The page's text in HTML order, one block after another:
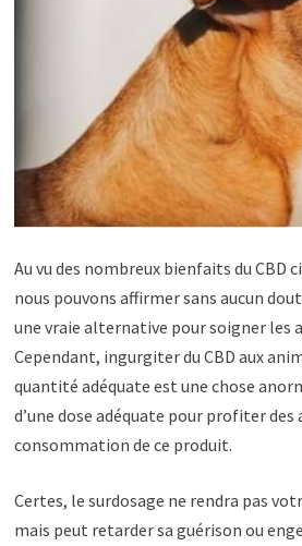
Au vu des nombreux bienfaits du CBD
nous pouvons affirmer sans aucun
une vraie alternative pour soigner les
Cependant, ingurgiter du CBD aux
quantité adéquate est une chose
d’une dose adéquate pour profiter des
consommation de ce produit.
Certes, le surdosage ne rendra pas
mais peut retarder sa guérison ou